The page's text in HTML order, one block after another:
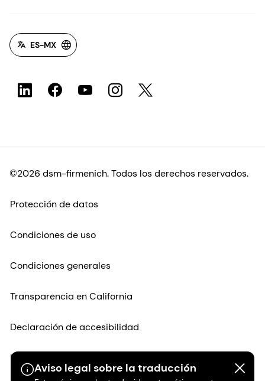
Aviso legal sobre la traducción
ES-MX
©2026 dsm-firmenich. Todos los derechos reservados.
Protección de datos
Condiciones de uso
Condiciones generales
Transparencia en California
Declaración de accesibilidad
Información jurídica